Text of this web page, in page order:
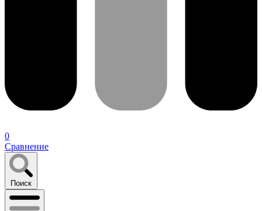
0
Сравнение
Поиск